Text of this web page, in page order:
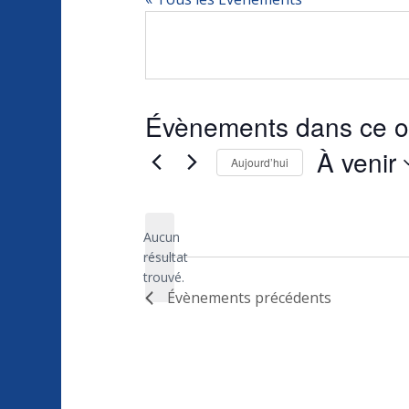
Évènements dans ce
Notice
Aucun
résultat
trouvé.
Aujourd’hui À venir
Évènements précédents